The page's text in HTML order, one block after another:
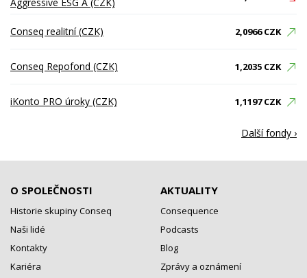
Conseq realitní (CZK) 2,0966 CZK
Conseq Repofond (CZK) 1,2035 CZK
iKonto PRO úroky (CZK) 1,1197 CZK
Další fondy ›
O SPOLEČNOSTI
Historie skupiny Conseq
Naši lidé
Kontakty
Kariéra
AKTUALITY
Consequence
Podcasts
Blog
Zprávy a oznámení